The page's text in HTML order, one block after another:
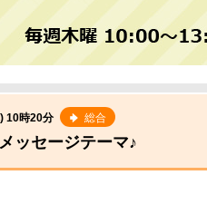
10時20分 総合
ッセージテーマ♪